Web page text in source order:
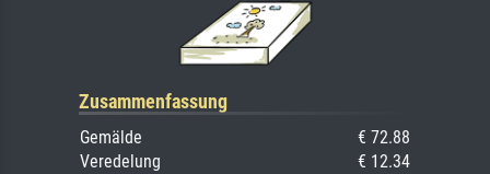
Zusammenfassung
Gemälde
€ 72.88
Veredelung
€ 12.34